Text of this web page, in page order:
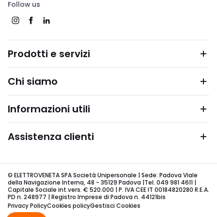
Follow us
Prodotti e servizi
Chi siamo
Informazioni utili
Assistenza clienti
© ELETTROVENETA SPA Società Unipersonale | Sede: Padova Viale
della Navigazione Interna, 48 - 35129 Padova |Tel. 049 981 4611 |
Capitale Sociale int.vers. € 520.000 | P. IVA CEE IT 00184820280 R.E.A.
PD n. 248977 | Registro Imprese di Padova n. 44121bis
Privacy PolicyCookies policyGestisci Cookies